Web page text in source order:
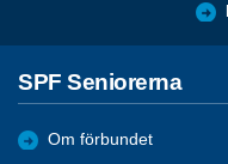
SPF Seniorerna
Om förbundet